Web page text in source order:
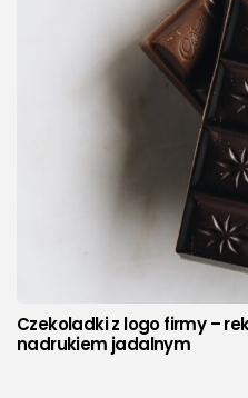
Czekoladki z logo firmy –
nadrukiem jadalnym